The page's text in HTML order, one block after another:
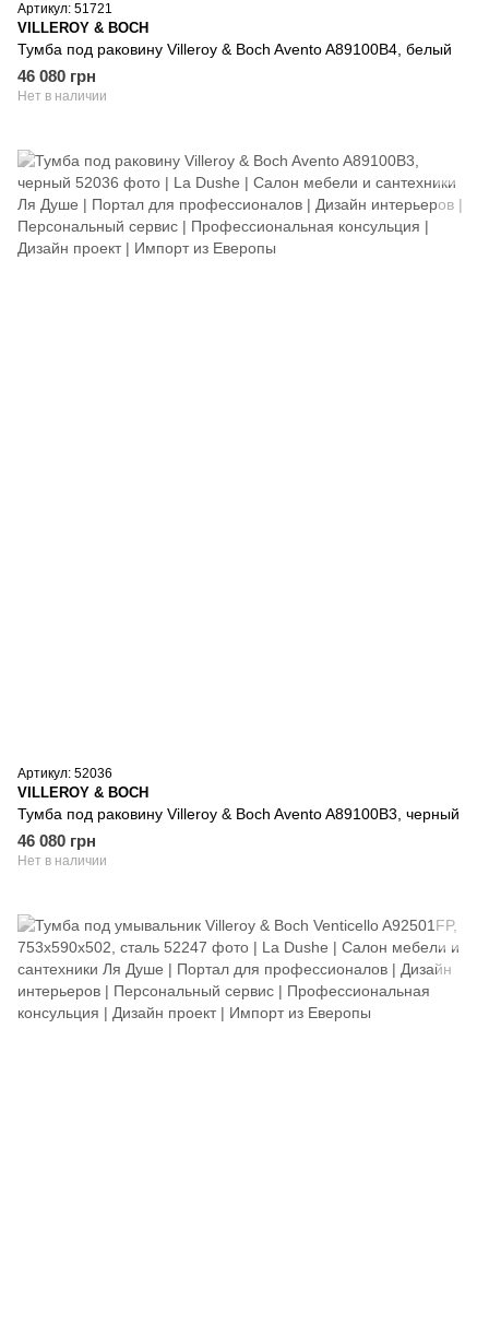
Артикул: 51721
VILLEROY & BOCH
Тумба под раковину Villeroy & Boch Avento A89100B4, белый
46 080 грн
Нет в наличии
Артикул: 52036
VILLEROY & BOCH
Тумба под раковину Villeroy & Boch Avento A89100B3, черный
46 080 грн
Нет в наличии